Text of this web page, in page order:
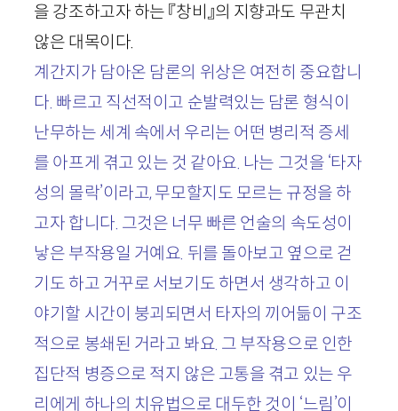
을 강조하고자 하는 『창비』의 지향과도 무관치
않은 대목이다.
계간지가 담아온 담론의 위상은 여전히 중요합니
다. 빠르고 직선적이고 순발력있는 담론 형식이
난무하는 세계 속에서 우리는 어떤 병리적 증세
를 아프게 겪고 있는 것 같아요. 나는 그것을 ‘타자
성의 몰락’이라고, 무모할지도 모르는 규정을 하
고자 합니다. 그것은 너무 빠른 언술의 속도성이
낳은 부작용일 거예요. 뒤를 돌아보고 옆으로 걷
기도 하고 거꾸로 서보기도 하면서 생각하고 이
야기할 시간이 붕괴되면서 타자의 끼어듦이 구조
적으로 봉쇄된 거라고 봐요. 그 부작용으로 인한
집단적 병증으로 적지 않은 고통을 겪고 있는 우
리에게 하나의 치유법으로 대두한 것이 ‘느림’이